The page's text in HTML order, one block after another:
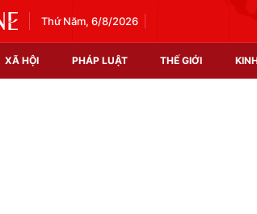
Thứ Năm, 6/8/2026
XÃ HỘI PHÁP LUẬT THẾ GIỚI